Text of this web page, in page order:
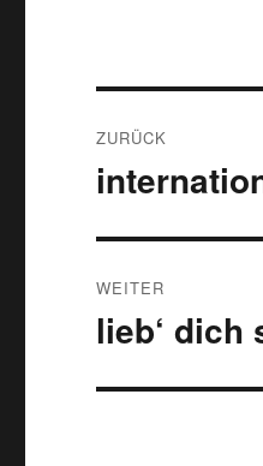
ZURÜCK
Vorheriger
WEITER
Nächster
lieb‘ dich